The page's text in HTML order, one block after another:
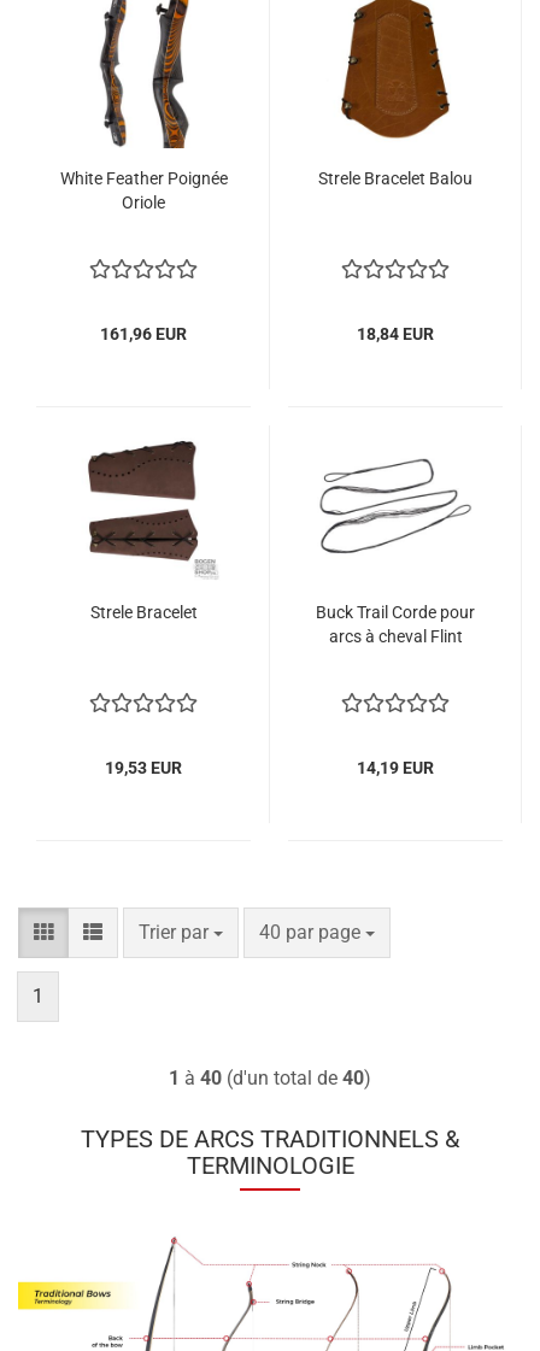
White Feather Poignée
Oriole
161,96 EUR
Strele Bracelet Balou
18,84 EUR
Strele Bracelet
19,53 EUR
Buck Trail Corde pour
arcs à cheval Flint
14,19 EUR
Trier par
Trier par 40 par page
par page
1
1 à 40 (d'un total de 40)
TYPES DE ARCS TRADITIONNELS &
TERMINOLOGIE